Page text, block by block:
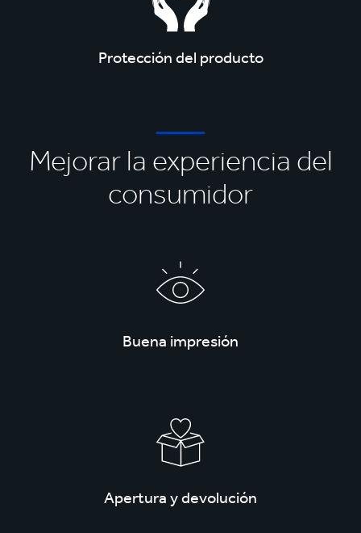
Protección del producto
Mejorar la experiencia del
consumidor
Buena impresión
Apertura y devolución